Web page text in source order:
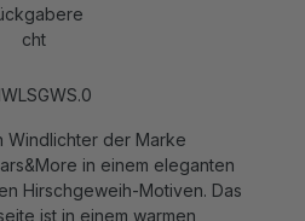
cht
in einem eleganten
Hirschgeweih-Motiven. Das
ist in einem warmen
Anzünden der Kerze ein